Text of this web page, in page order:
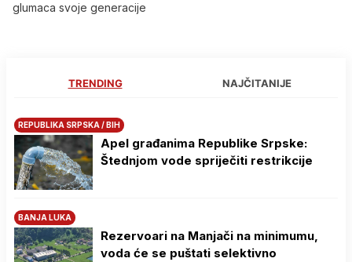
glumaca svoje generacije
TRENDING NAJČITANIJE
REPUBLIKA SRPSKA / BIH
Apel građanima Republike Srpske:
Štednjom vode spriječiti restrikcije
BANJA LUKA
Rezervoari na Manjači na minimumu,
voda će se puštati selektivno